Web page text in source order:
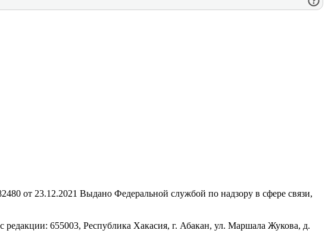
от 23.12.2021 Выдано Федеральной службой по надзору в сфере связи,
655003, Республика Хакасия, г. Абакан, ул. Маршала Жукова, д.